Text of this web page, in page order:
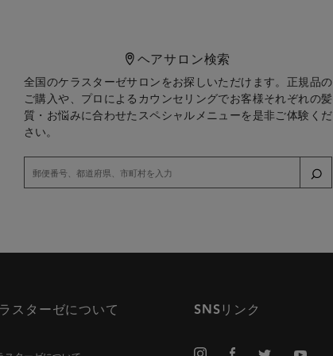
ヘアサロン検索
全国のケラスターゼサロンをお探しいただけます。正規品の
ご購入や、プロによるカウンセリングでお客様それぞれの髪
質・お悩みに合わせたスペシャルメニューを是非ご体験くだ
さい。
スターゼについて SNSリンク